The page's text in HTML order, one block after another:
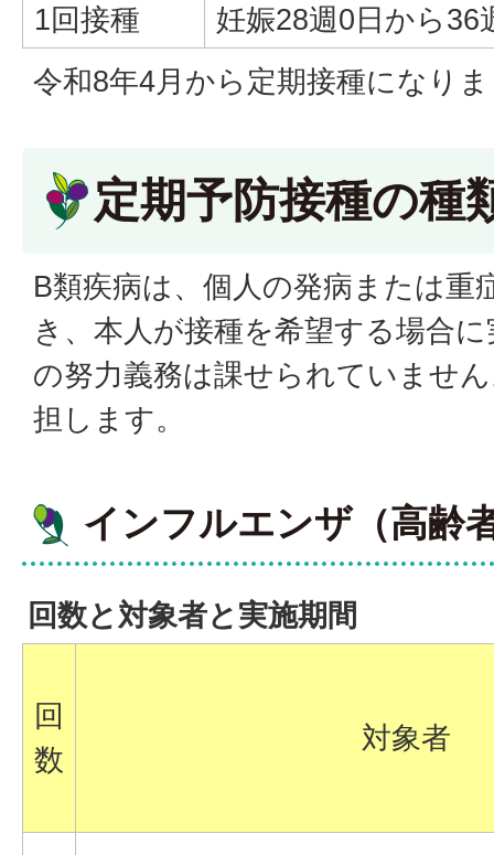
1回接種
妊娠28週0日から36
令和8年4月から定期接種になり
定期予防接種の種
B類疾病は、個人の発病または重
き、本人が接種を希望する場合
の努力義務は課せられていませ
担します。
インフルエンザ（高齢
回数と対象者と実施期間
回
数
対象者